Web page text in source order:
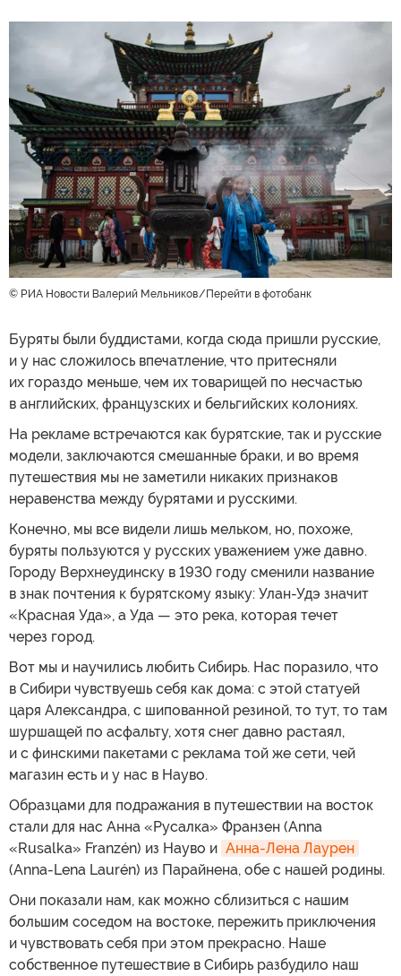
© РИА Новости Валерий Мельников Перейти в фотобанк
Буряты были буддистами, когда сюда пришли русские,
и у нас сложилось впечатление, что притесняли
их гораздо меньше, чем их товарищей по несчастью
в английских, французских и бельгийских колониях.
На рекламе встречаются как бурятские, так и русские
модели, заключаются смешанные браки, и во время
путешествия мы не заметили никаких признаков
неравенства между бурятами и русскими.
Конечно, мы все видели лишь мельком, но, похоже,
буряты пользуются у русских уважением уже давно.
Городу Верхнеудинску в 1930 году сменили название
в знак почтения к бурятскому языку: Улан-Удэ значит
«Красная Уда», а Уда — это река, которая течет
через город.
Вот мы и научились любить Сибирь. Нас поразило, что
в Сибири чувствуешь себя как дома: с этой статуей
царя Александра, с шипованной резиной, то тут, то там
шуршащей по асфальту, хотя снег давно растаял,
и с финскими пакетами с реклама той же сети, чей
магазин есть и у нас в Науво.
Образцами для подражания в путешествии на восток
стали для нас Анна «Русалка» Франзен (Anna
«Rusalka» Franzén) из Науво и Анна-Лена Лаурен
(Anna-Lena Laurén) из Парайнена, обе с нашей родины.
Они показали нам, как можно сблизиться с нашим
большим соседом на востоке, пережить приключения
и чувствовать себя при этом прекрасно. Наше
собственное путешествие в Сибирь разбудило наш